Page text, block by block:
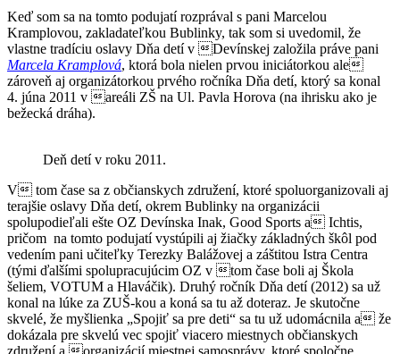
Keď som sa na tomto podujatí rozprával s pani Marcelou
Kramplovou, zakladateľkou Bublinky, tak som si uvedomil, že
vlastne tradíciu oslavy Dňa detí v Devínskej založila práve pani
Marcela Kramplová, ktorá bola nielen prvou iniciátorkou ale
zároveň aj organizátorkou prvého ročníka Dňa detí, ktorý sa konal
4. júna 2011 v areáli ZŠ na Ul. Pavla Horova (na ihrisku ako je
bežecká dráha).
Deň detí v roku 2011.
V tom čase sa z občianskych združení, ktoré spoluorganizovali aj
terajšie oslavy Dňa detí, okrem Bublinky na organizácii
spolupodieľali ešte OZ Devínska Inak, Good Sports a Ichtis,
pričom na tomto podujatí vystúpili aj žiačky základných škôl pod
vedením pani učiteľky Terezky Balážovej a záštitou Istra Centra
(tými ďalšími spolupracujúcim OZ v tom čase boli aj Škola
šeliem, VOTUM a Hlaváčik). Druhý ročník Dňa detí (2012) sa už
konal na lúke za ZUŠ-kou a koná sa tu až doteraz. Je skutočne
skvelé, že myšlienka „Spojiť sa pre deti“ sa tu už udomácnila a že
dokázala pre skvelú vec spojiť viacero miestnych občianskych